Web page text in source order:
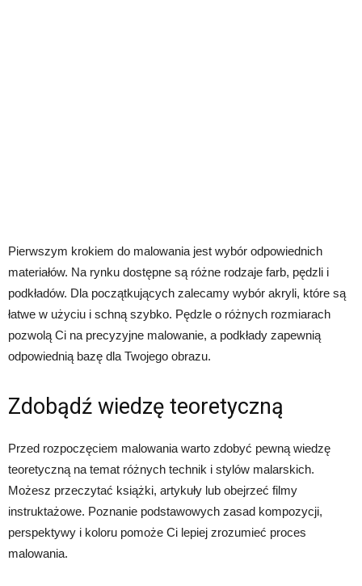
Pierwszym krokiem do malowania jest wybór odpowiednich
materiałów. Na rynku dostępne są różne rodzaje farb, pędzli i
podkładów. Dla początkujących zalecamy wybór akryli, które są
łatwe w użyciu i schną szybko. Pędzle o różnych rozmiarach
pozwolą Ci na precyzyjne malowanie, a podkłady zapewnią
odpowiednią bazę dla Twojego obrazu.
Zdobądź wiedzę teoretyczną
Przed rozpoczęciem malowania warto zdobyć pewną wiedzę
teoretyczną na temat różnych technik i stylów malarskich.
Możesz przeczytać książki, artykuły lub obejrzeć filmy
instruktażowe. Poznanie podstawowych zasad kompozycji,
perspektywy i koloru pomoże Ci lepiej zrozumieć proces
malowania.